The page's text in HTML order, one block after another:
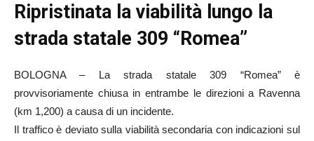
Ripristinata la viabilità lungo la
strada statale 309 “Romea”
BOLOGNA – La strada statale 309 “Romea” è
provvisoriamente chiusa in entrambe le direzioni a Ravenna
(km 1,200) a causa di un incidente.
Il traffico è deviato sulla viabilità secondaria con indicazioni sul